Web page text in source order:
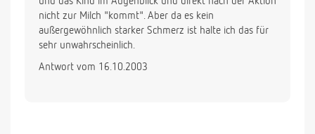
nicht zur Milch "kommt". Aber da es kein
außergewöhnlich starker Schmerz ist halte ich das für
sehr unwahrscheinlich.
Antwort vom 16.10.2003